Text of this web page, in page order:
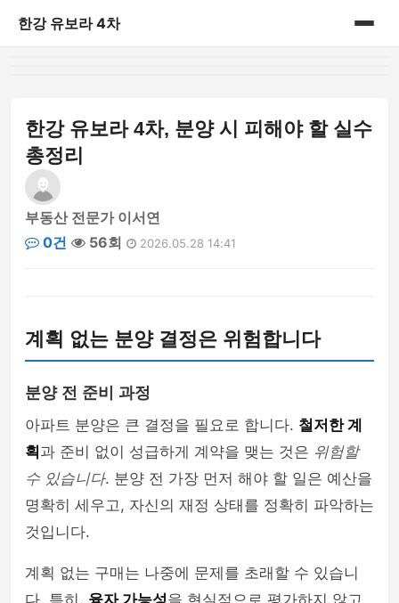
한강 유보라 4차
한강 유보라 4차, 분양 시 피해야 할 실수
총정리
부동산 전문가 이서연
0건
56회 2026.05.28 14:41
계획 없는 분양 결정은 위험합니다
분양 전 준비 과정
아파트 분양은 큰 결정을 필요로 합니다. 철저한 계
획 과 준비 없이 성급하게 계약을 맺는 것은 위험할
수 있습니다. 분양 전 가장 먼저 해야 할 일은 예산을
명확히 세우고, 자신의 재정 상태를 정확히 파악하는
것입니다.
계획 없는 구매는 나중에 문제를 초래할 수 있습니
다. 특히, 융자 가능성을 현실적으로 평가하지 않고